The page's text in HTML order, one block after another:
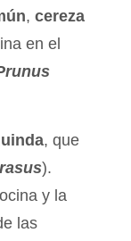
, cereza
en el
, que
).
y la
las